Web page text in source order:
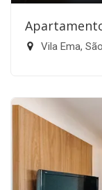
Vila Ema,